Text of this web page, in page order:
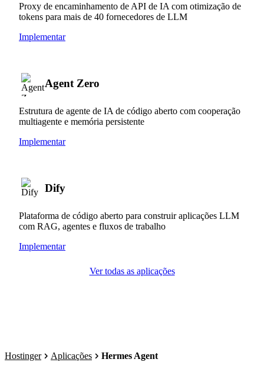
Proxy de encaminhamento de API de IA com otimização de
tokens para mais de 40 fornecedores de LLM
Implementar
Agent Zero
Estrutura de agente de IA de código aberto com cooperação
multiagente e memória persistente
Implementar
Dify
Plataforma de código aberto para construir aplicações LLM
com RAG, agentes e fluxos de trabalho
Implementar
Ver todas as aplicações
Hostinger Aplicações Hermes Agent